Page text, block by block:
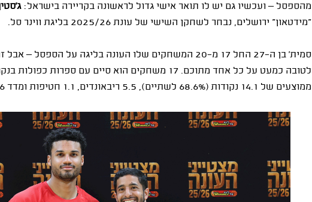
מהספסל – ועכשיו גם יש לו תואר אישי גדול לראשונה בקריירה בישראל:
"מידטאון" ירושלים, נבחר לשחקן השישי של עונת 2025/26 בליגת ווינר סל.
סמית' בן ה-27 החל 17 מ-20 המשחקים שלו העונה בליגה על
לטובה כמעט על כל אחד מתוכם. 17 משחקים הוא סיים עם
ממוצעים של 14.1 נקודות (68.6% לשתיים), 5.5 ריבאונדים, 1.1 חטיפות ומדד 17.6 ב-23.2 דקות לערב.